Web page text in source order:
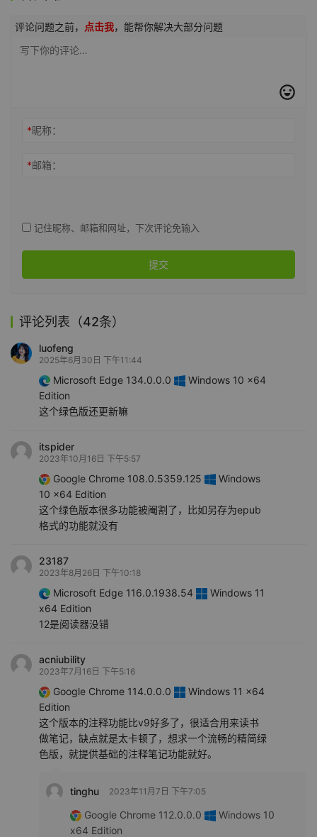
评论问题之前， 点击我，能帮你解决大部分问题
*昵称：
*邮箱：
记住昵称、邮箱和网址，下次评论免输入
提交
评论列表（42条）
luofeng
2025年6月30日 下午11:44
Microsoft Edge 134.0.0.0
Windows 10 x64
Edition
这个绿色版还更新嘛
itspider
2023年10月16日 下午5:57
Google Chrome 108.0.5359.125
Windows
10 x64 Edition
这个绿色版本很多功能被阉割了，比如另存为epub
格式的功能就没有
23187
2023年8月26日 下午10:18
Microsoft Edge 116.0.1938.54
Windows 11
x64 Edition
12是阅读器没错
acniubility
2023年7月16日 下午5:16
Google Chrome 114.0.0.0
Windows 11 x64
Edition
这个版本的注释功能比v9好多了，很适合用来读书
做笔记，缺点就是太卡顿了，想求一个流畅的精简绿
色版，就提供基础的注释笔记功能就好。
tinghu 2023年11月7日 下午7:05
Google Chrome 112.0.0.0
Windows 10
x64 Edition